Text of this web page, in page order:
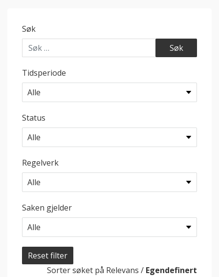
Søk
Tidsperiode
Status
Regelverk
Saken gjelder
Reset filter
Sorter søket på Relevans / Egendefinert